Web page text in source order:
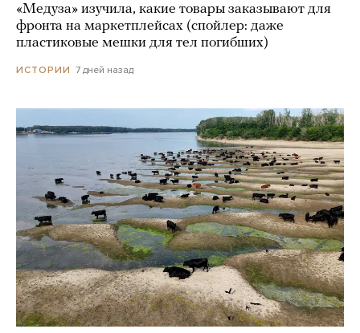
«Медуза» изучила, какие товары заказывают для
фронта на маркетплейсах (спойлер: даже
пластиковые мешки для тел погибших)
ИСТОРИИ 7 дней назад